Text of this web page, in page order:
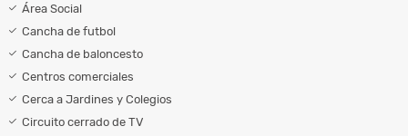
Área Social
Cancha de futbol
Cancha de baloncesto
Centros comerciales
Cerca a Jardines y Colegios
Circuito cerrado de TV